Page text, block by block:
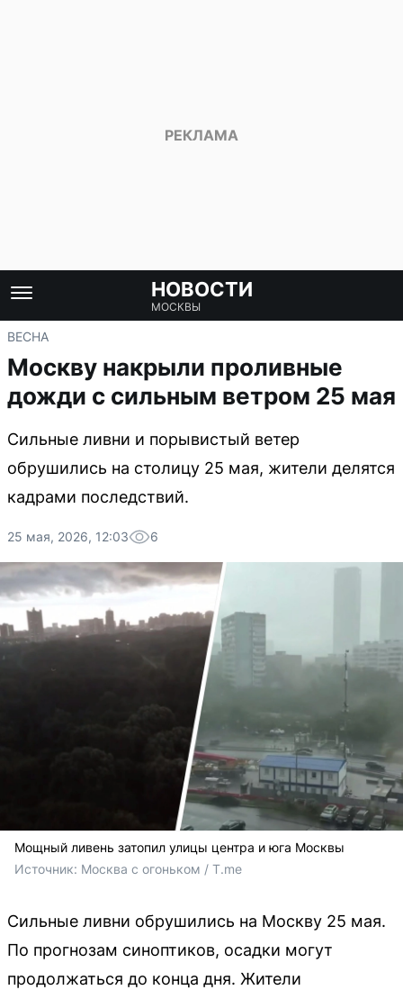
НОВОСТИ
МОСКВЫ
ВЕСНА
Москву накрыли проливные
дожди с сильным ветром 25 мая
Сильные ливни и порывистый ветер
обрушились на столицу 25 мая, жители делятся
кадрами последствий.
25 мая, 2026, 12:03 6
Мощный ливень затопил улицы центра и юга Москвы
Источник: Москва с огоньком / T.me
Сильные ливни обрушились на Москву 25 мая.
По прогнозам синоптиков, осадки могут
продолжаться до конца дня. Жители